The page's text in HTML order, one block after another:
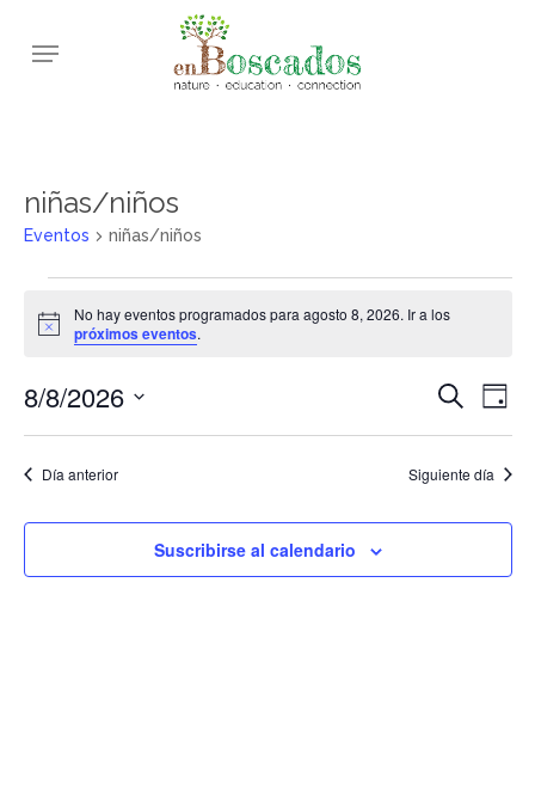
Menu
niñas/niños
Eventos niñas/niños
en
8,
2026
Aviso
No hay eventos programados para agosto 8, 2026. Ir a los
próximos eventos.
de
de
Buscar
de
Día
8/8/2026
Día anterior Siguiente día
Suscribirse al calendario